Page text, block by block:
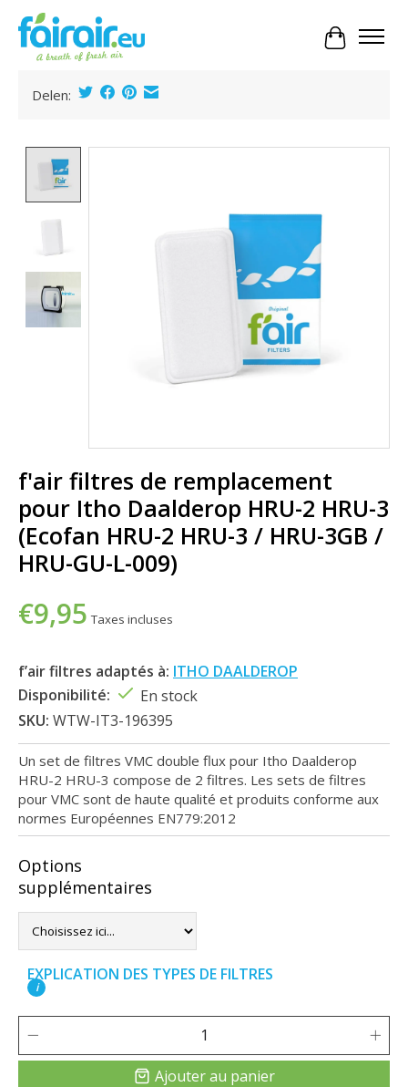
Panier
Delen:
f'air filtres de remplacement
pour Itho Daalderop HRU-2 HRU-3
(Ecofan HRU-2 HRU-3 / HRU-3GB /
HRU-GU-L-009)
€9,95 Taxes incluses
f’air filtres adaptés à: ITHO DAALDEROP
Disponibilité:
En stock
SKU: WTW-IT3-196395
Un set de filtres VMC double flux pour Itho Daalderop
HRU-2 HRU-3 compose de 2 filtres. Les sets de filtres
pour VMC sont de haute qualité et produits conforme aux
normes Européennes EN779:2012
Options
supplémentaires
EXPLICATION DES TYPES DE FILTRES
i
Ajouter au panier